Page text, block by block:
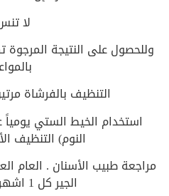
لا
وللحصول على النتيجة المرجوة
التنظيف بالفرشاة
استخدام الخيط الستي
النوم) التنظيف
مراجعة طبيب الأسنان . العام
الجير كل 1 اشهر على الأقل.